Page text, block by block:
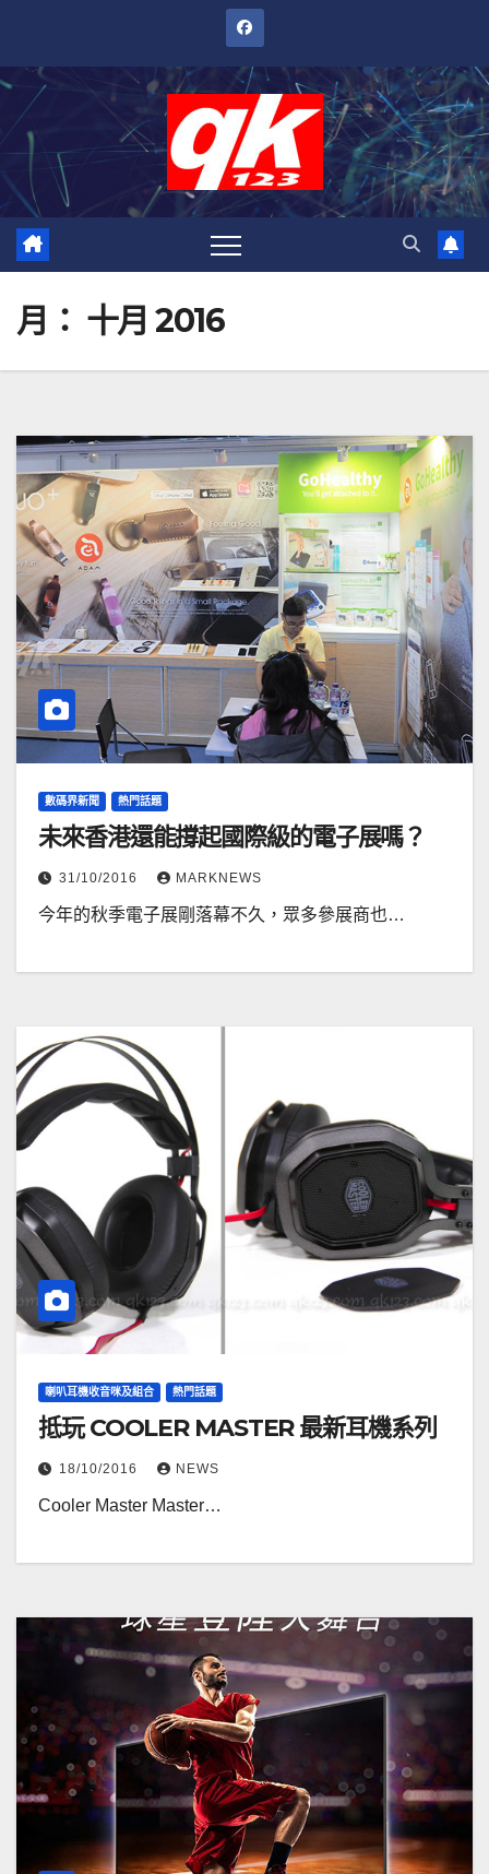
內
月： 十月 2016
數碼界新聞 熱門話題
未來香港還能撐起國際級的電子展嗎？
31/10/2016 MARKNEWS
今年的秋季電子展剛落幕不久，眾多參展商也…
喇叭耳機收音咪及組合 熱門話題
抵玩 COOLER MASTER 最新耳機系列
18/10/2016 NEWS
Cooler Master Master…